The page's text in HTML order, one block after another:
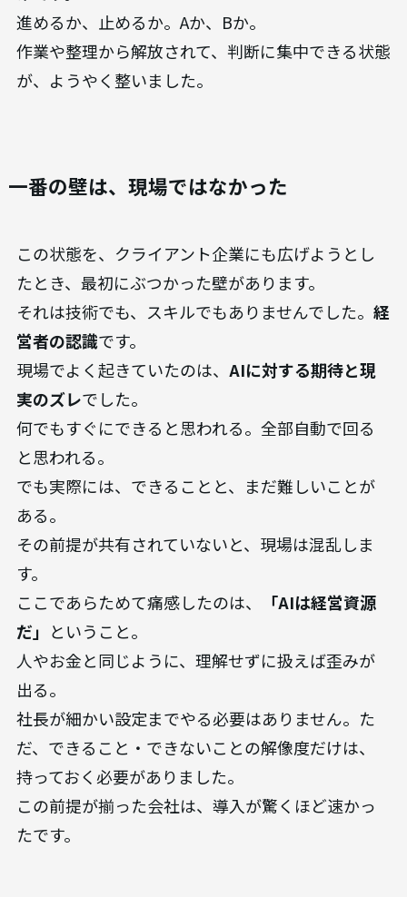
進めるか、止めるか。Aか、Bか。
作業や整理から解放されて、判断に集中できる状態
が、ようやく整いました。
一番の壁は、現場ではなかった
この状態を、クライアント企業にも広げようとし
たとき、最初にぶつかった壁があります。
それは技術でも、スキルでもありませんでした。 経
営者の認識です。
現場でよく起きていたのは、 AIに対する期待と現
実のズレでした。
何でもすぐにできると思われる。全部自動で回る
と思われる。
でも実際には、できることと、まだ難しいことが
ある。
その前提が共有されていないと、現場は混乱しま
す。
ここであらためて痛感したのは、
「AIは経営資源
だ」 ということ。
人やお金と同じように、理解せずに扱えば歪みが
出る。
社長が細かい設定までやる必要はありません。た
だ、できること・できないことの解像度だけは、
持っておく必要がありました。
この前提が揃った会社は、導入が驚くほど速かっ
たです。